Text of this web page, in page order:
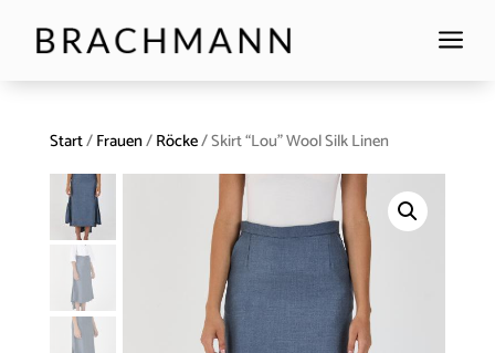
a
Start/Frauen/Röcke/ Skirt “Lou” Wool Silk Linen